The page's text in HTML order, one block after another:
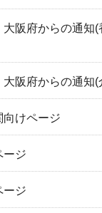
大阪府からの通知(
阪府からの通知(
向けページ
ージ
ージ